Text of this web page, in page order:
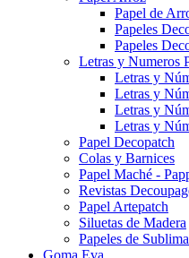
Papel de
Papeles
Papeles
Letras y Numeros
Letras y
Letras y
Letras y
Letras y
Papel Decopatch
Colas y Barnices
Papel Maché -
Revistas
Papel Artepatch
Siluetas de Madera
Papeles de
Goma Eva